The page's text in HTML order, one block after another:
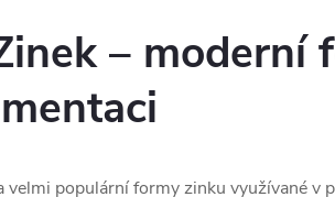
– moderní
populární formy zinku využívané v